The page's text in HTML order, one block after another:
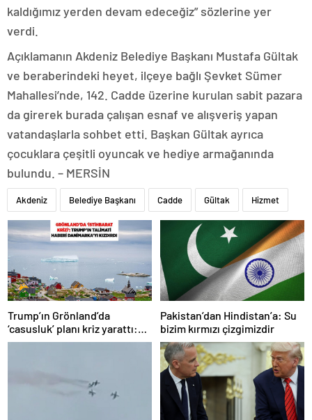
kaldığımız yerden devam edeceğiz” sözlerine yer
verdi.
Açıklamanın Akdeniz Belediye Başkanı Mustafa Gültak
ve beraberindeki heyet, ilçeye bağlı Şevket Sümer
Mahallesi’nde, 142. Cadde üzerine kurulan sabit pazara
da girerek burada çalışan esnaf ve alışveriş yapan
vatandaşlarla sohbet etti. Başkan Gültak ayrıca
çocuklara çeşitli oyuncak ve hediye armağanında
bulundu. – MERSİN
Akdeniz Belediye Başkanı Cadde Gültak Hizmet
Trump’ın Grönland’da
‘casusluk’ planı kriz yarattı:
Danimarka ABD elçisini
Pakistan’dan Hindistan’a: Su
bizim kırmızı çizgimizdir